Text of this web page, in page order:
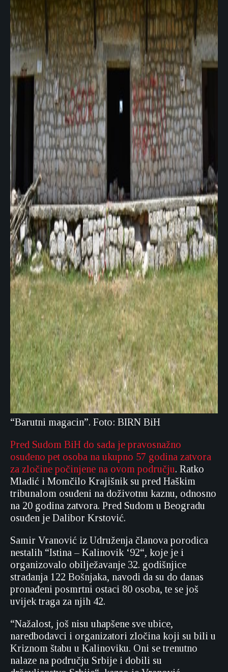
“Barutni magacin”. Foto: BIRN BiH
Pred Sudom BiH do sada je pravosnažno
osuđeno pet osoba na ukupno 57 godina zatvora
za zločine počinjene na ovom području. Ratko
Mladić i Momčilo Krajišnik su pred Haškim
tribunalom osuđeni na doživotnu kaznu, odnosno
na 20 godina zatvora. Pred Sudom u Beogradu
osuđen je Dalibor Krstović.
Samir Vranović iz Udruženja članova porodica
nestalih “Istina – Kalinovik ‘92“, koje je i
organizovalo obilježavanje 32. godišnjice
stradanja 122 Bošnjaka, navodi da su do danas
pronađeni posmrtni ostaci 80 osoba, te se još
uvijek traga za njih 42.
“Nažalost, još nisu uhapšene sve ubice,
naredbodavci i organizatori zločina koji su bili u
Kriznom štabu u Kalinoviku. Oni se trenutno
nalaze na području Srbije i dobili su